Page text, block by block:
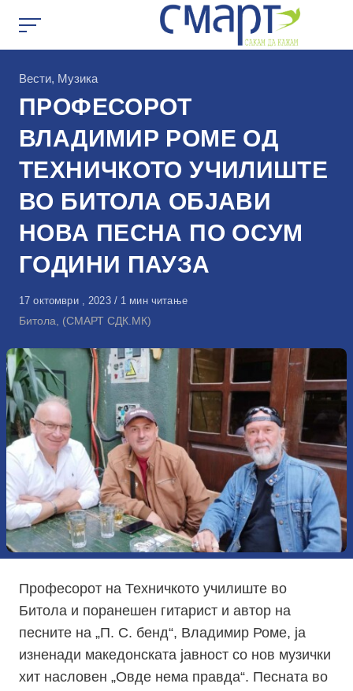
КАтегорија
Вести, Музика
ПРОФЕСОРОТ
ВЛАДИМИР РОМЕ ОД
ТЕХНИЧКОТО УЧИЛИШТЕ
ВО БИТОЛА ОБЈАВИ
НОВА ПЕСНА ПО ОСУМ
ГОДИНИ ПАУЗА
Објавено
на
17 октомври , 2023 1 мин читање
Битола, (СМАРТ СДК.МК)
Професорот на Техничкото училиште во
Битола и поранешен гитарист и автор на
песните на „П. С. бенд“, Владимир Роме, ја
изненади македонската јавност со нов музички
хит насловен „Овде нема правда“. Песната во